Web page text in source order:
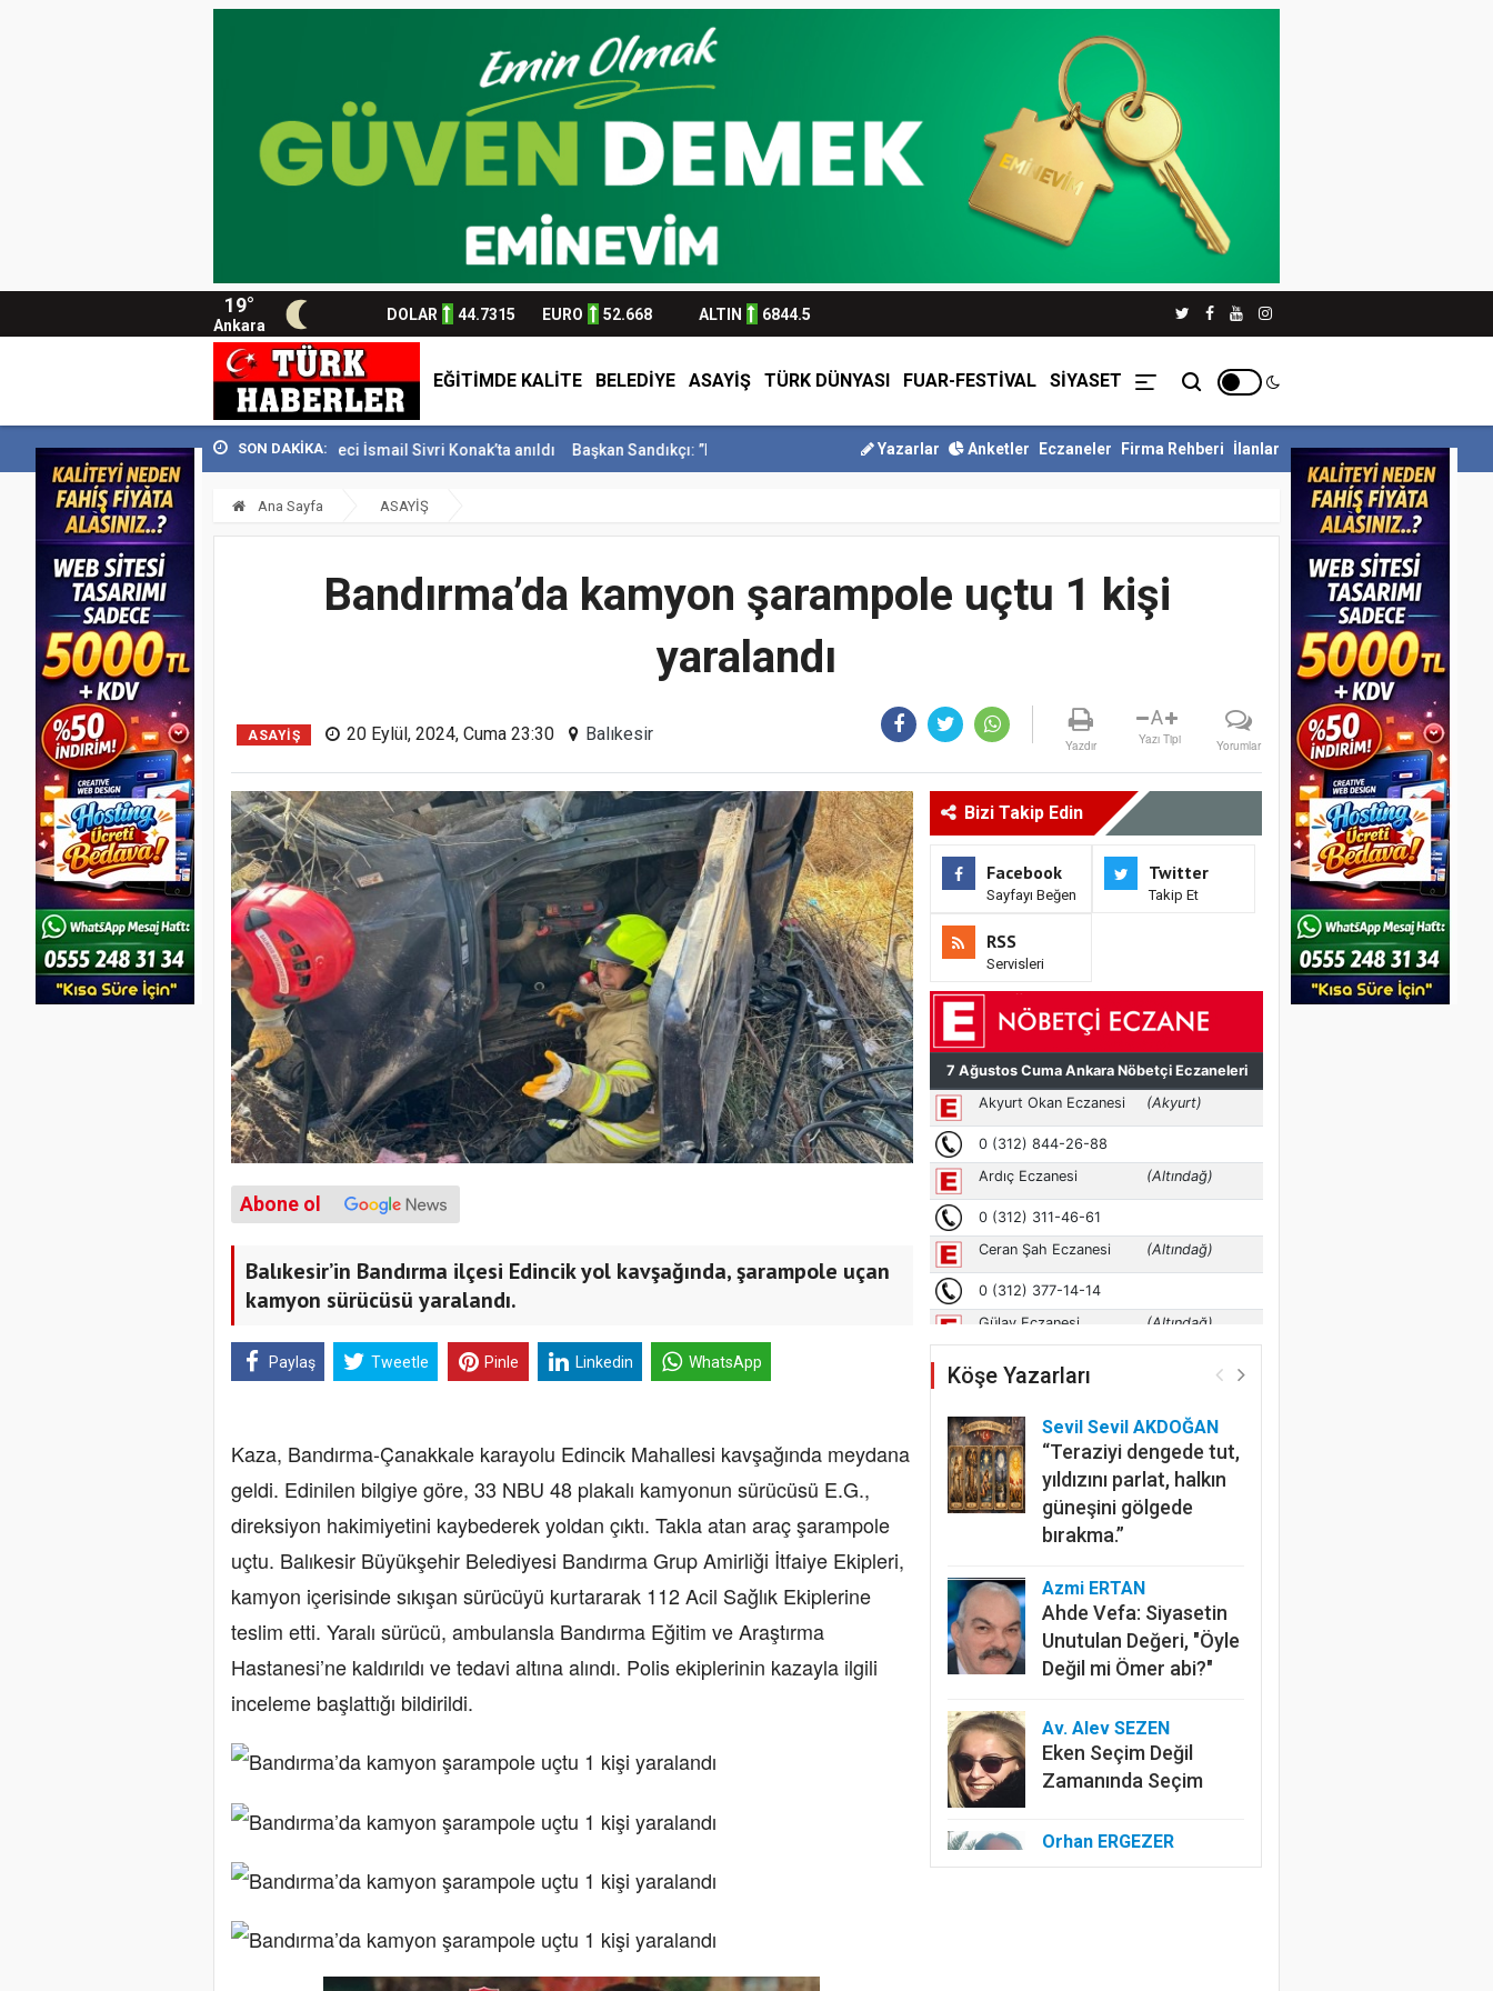
19°
Ankara
DOLAR 44.7315 EURO 52.668 ALTIN 6844.5
EĞİTİMDE KALİTE BELEDİYE ASAYİŞ TÜRK DÜNYASI FUAR-FESTİVAL SİYASET
SON DAKİKA:
129 bin kişiyi... Usta Gazeteci İsmail Sivri Konak’ta anıldı Başkan Sandıkçı: ”Hemşehrilerimizle olan güçl... Başkan Altay Umre Ödüllü Siyer Yarışmasını Ka... İnegöl Belediyesi Çevre Zabıtasından
Yazarlar Anketler Eczaneler Firma Rehberi İlanlar
Ana Sayfa ASAYİŞ
Bandırma’da kamyon şarampole uçtu 1 kişi
yaralandı
ASAYİŞ 20 Eylül, 2024, Cuma 23:30 Balıkesir
Yazdır
A
Yazı Tipi Yorumlar
Abone ol
Balıkesir’in Bandırma ilçesi Edincik yol kavşağında, şarampole uçan
kamyon sürücüsü yaralandı.
Paylaş Tweetle Pinle Linkedin WhatsApp
Kaza, Bandırma-Çanakkale karayolu Edincik Mahallesi kavşağında meydana
geldi. Edinilen bilgiye göre, 33 NBU 48 plakalı kamyonun sürücüsü E.G.,
direksiyon hakimiyetini kaybederek yoldan çıktı. Takla atan araç şarampole
uçtu. Balıkesir Büyükşehir Belediyesi Bandırma Grup Amirliği İtfaiye Ekipleri,
kamyon içerisinde sıkışan sürücüyü kurtararak 112 Acil Sağlık Ekiplerine
teslim etti. Yaralı sürücü, ambulansla Bandırma Eğitim ve Araştırma
Hastanesi’ne kaldırıldı ve tedavi altına alındı. Polis ekiplerinin kazayla ilgili
inceleme başlattığı bildirildi.
Bizi Takip Edin
Facebook
Sayfayı Beğen
Twitter
Takip Et
RSS
Servisleri
Köşe Yazarları
Sevil Sevil AKDOĞAN
“Teraziyi dengede tut,
yıldızını parlat, halkın
güneşini gölgede
bırakma.”
Azmi ERTAN
Ahde Vefa: Siyasetin
Unutulan Değeri, "Öyle
Değil mi Ömer abi?"
Av. Alev SEZEN
Eken Seçim Değil
Zamanında Seçim
Orhan ERGEZER
Kelimelerle Başlayan